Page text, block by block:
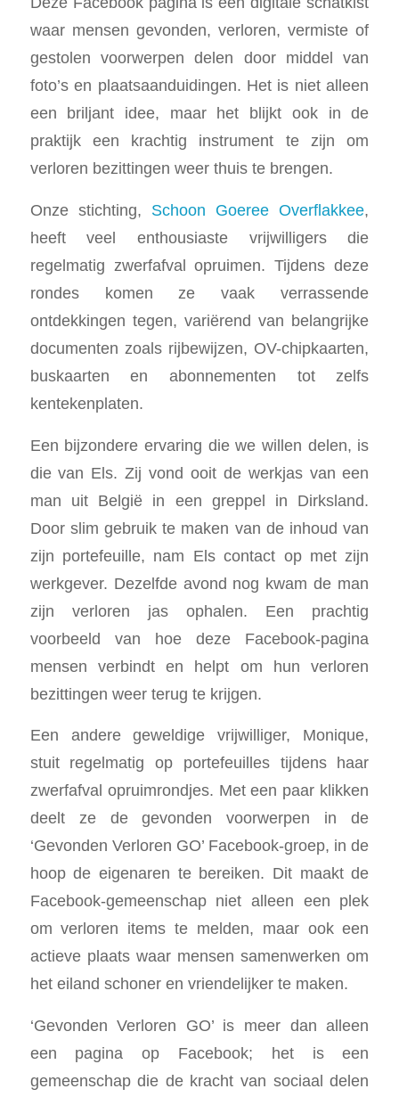
waar mensen gevonden, verloren, vermiste of
gestolen voorwerpen delen door middel van
foto’s en plaatsaanduidingen. Het is niet alleen
een briljant idee, maar het blijkt ook in de
praktijk een krachtig instrument te zijn om
verloren bezittingen weer thuis te brengen.
Onze stichting, Schoon Goeree Overflakkee,
heeft veel enthousiaste vrijwilligers die
regelmatig zwerfafval opruimen. Tijdens deze
rondes komen ze vaak verrassende
ontdekkingen tegen, variërend van belangrijke
documenten zoals rijbewijzen, OV-chipkaarten,
buskaarten en abonnementen tot zelfs
kentekenplaten.
Een bijzondere ervaring die we willen delen, is
die van Els. Zij vond ooit de werkjas van een
man uit België in een greppel in Dirksland.
Door slim gebruik te maken van de inhoud van
zijn portefeuille, nam Els contact op met zijn
werkgever. Dezelfde avond nog kwam de man
zijn verloren jas ophalen. Een prachtig
voorbeeld van hoe deze Facebook-pagina
mensen verbindt en helpt om hun verloren
bezittingen weer terug te krijgen.
Een andere geweldige vrijwilliger, Monique,
stuit regelmatig op portefeuilles tijdens haar
zwerfafval opruimrondjes. Met een paar klikken
deelt ze de gevonden voorwerpen in de
‘Gevonden Verloren GO’ Facebook-groep, in de
hoop de eigenaren te bereiken. Dit maakt de
Facebook-gemeenschap niet alleen een plek
om verloren items te melden, maar ook een
actieve plaats waar mensen samenwerken om
het eiland schoner en vriendelijker te maken.
‘Gevonden Verloren GO’ is meer dan alleen
een pagina op Facebook; het is een
gemeenschap die de kracht van sociaal delen